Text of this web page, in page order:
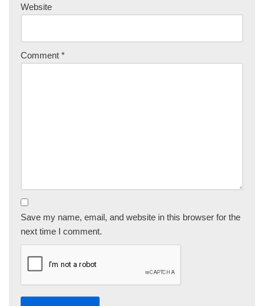
Website
Comment *
Save my name, email, and website in this browser for the
next time I comment.